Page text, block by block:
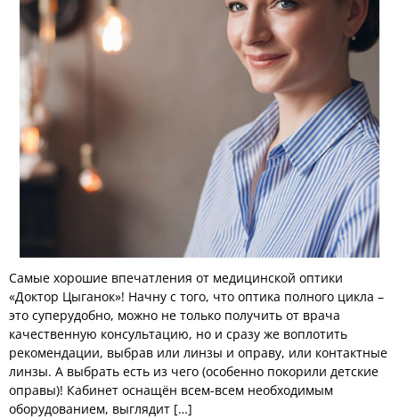
Самые хорошие впечатления от медицинской оптики
«Доктор Цыганок»! Начну с того, что оптика полного цикла –
это суперудобно, можно не только получить от врача
качественную консультацию, но и сразу же воплотить
рекомендации, выбрав или линзы и оправу, или контактные
линзы. А выбрать есть из чего (особенно покорили детские
оправы)! Кабинет оснащён всем-всем необходимым
оборудованием, выглядит […]